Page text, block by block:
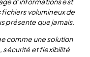
volumineux de
présente que jamais.
comme une solution
sécurité et flexibilité